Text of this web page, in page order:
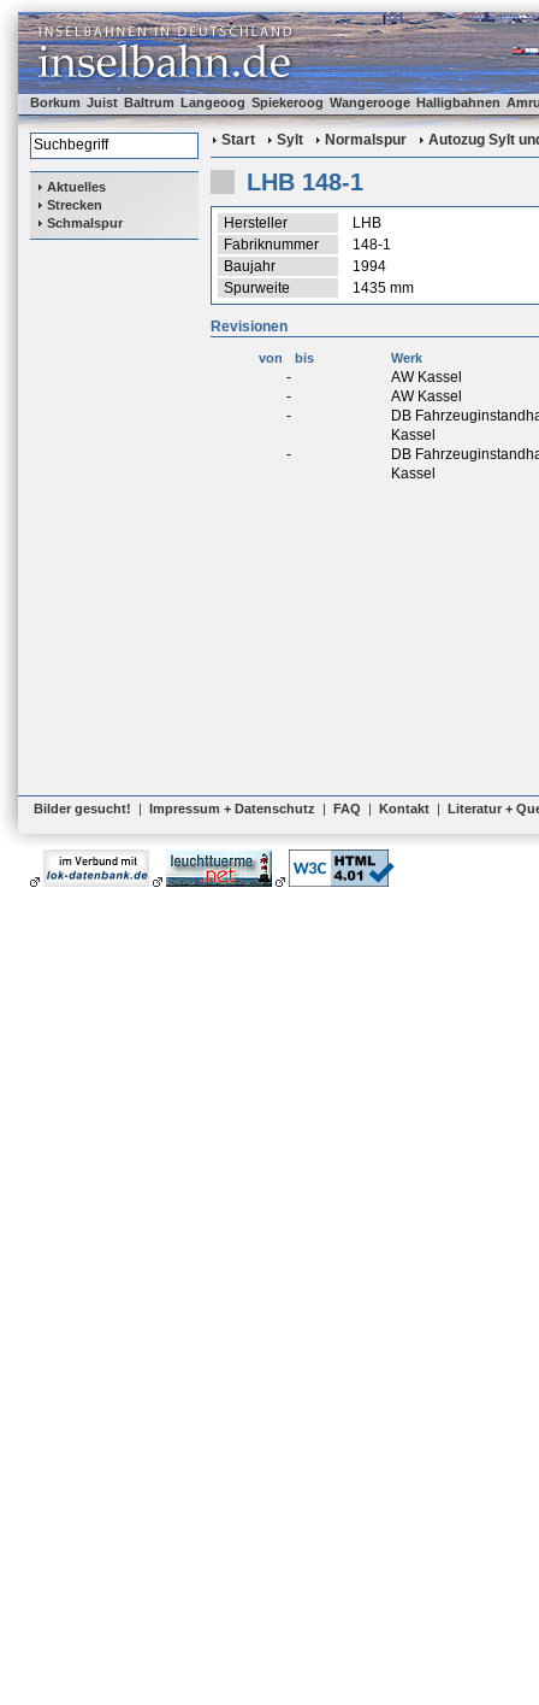
Borkum Juist Baltrum Langeoog Spiekeroog Wangerooge Halligbahnen
Aktuelles
Strecken
Schmalspur
Start Sylt Normalspur Autozug Sylt
LHB 148-1
Hersteller
LHB
Fabriknummer
148-1
Baujahr
1994
Spurweite
1435 mm
Revisionen
von bis Werk
-
AW Kassel
-
AW Kassel
-
DB
Kassel
-
DB
Kassel
Bilder gesucht! | Impressum + Datenschutz | FAQ | Kontakt | Literatur +